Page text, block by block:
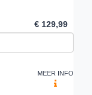
€ 129,99
MEER INFO